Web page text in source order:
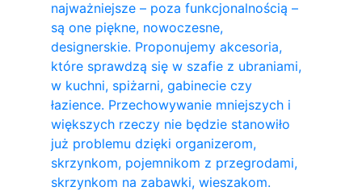
najważniejsze – poza funkcjonalnością –
są one piękne, nowoczesne,
designerskie. Proponujemy akcesoria,
które sprawdzą się w szafie z ubraniami,
w kuchni, spiżarni, gabinecie czy
łazience. Przechowywanie mniejszych i
większych rzeczy nie będzie stanowiło
już problemu dzięki organizerom,
skrzynkom, pojemnikom z przegrodami,
skrzynkom na zabawki, wieszakom.